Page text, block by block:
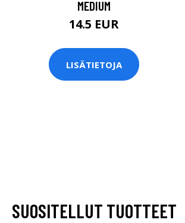
MEDIUM
14.5 EUR
LISÄTIETOJA
SUOSITELLUT TUOTTEET